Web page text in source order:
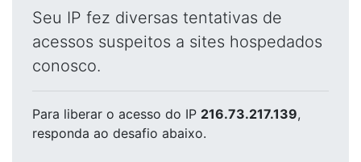
Seu IP fez diversas tentativas de
acessos suspeitos a sites hospedados
conosco.
Para liberar o acesso do IP 216.73.217.139,
responda ao desafio abaixo.